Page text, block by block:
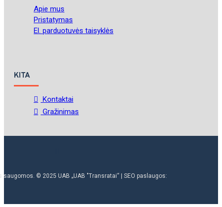
Apie mus
Pristatymas
El. parduotuvės taisyklės
KITA
Kontaktai
Gražinimas
saugomos. © 2025 UAB „UAB "Transratai“ | SEO paslaugos: